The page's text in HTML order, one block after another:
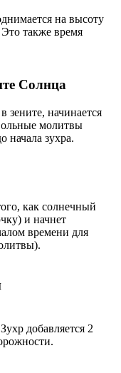
на высоту
также время
Солнца
зените, начинается
молитвы
начала зухра.
как солнечный
и начнет
времени для
добавляется 2